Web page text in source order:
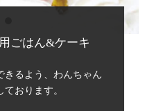
ごはん&ケーキ
きるよう、わんちゃん
おります。